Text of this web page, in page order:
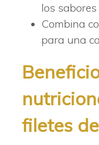
los sabores
Combina
para una
filetes